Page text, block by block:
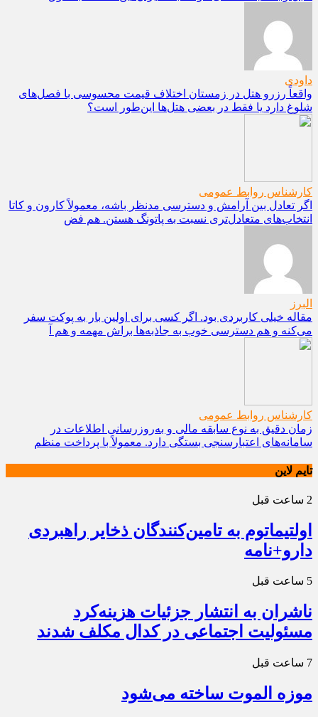
داودی
واقعاً رزرو هتل در زمستان اختلاف قیمت محسوسی با فصل‌های
شلوغ دارد یا فقط در بعضی هتل‌ها این‌طور است؟
کارشناس روابط عمومی
اگر تعادل بین آرامش و دسترسی مدنظر باشه، معمولاً کارون و کاتا
انتخاب‌های متعادل‌تری نسبت به پاتونگ هستن. هم فض
البرز
مقاله خیلی کاربردی بود. اگر کسی برای اولین بار به پوکت سفر
می‌کنه و هم دسترسی خوب به جاذبه‌ها براش مهمه و هم آ
کارشناس روابط عمومی
زمان دقیق به نوع سابقه مالی و به‌روزرسانی اطلاعات در
سامانه‌های اعتبارسنجی بستگی دارد. معمولاً با پرداخت منظم
تایم لاین
2 ساعت قبل
اولتیماتوم به تامین‌کنندگان ذخایر راهبردی
دارو+نامه
5 ساعت قبل
ناشران به انتشار جزئیات هزینه‌کرد
مسئولیت اجتماعی در کدال مکلف شدند
7 ساعت قبل
موزه الموت ساخته می‌شود